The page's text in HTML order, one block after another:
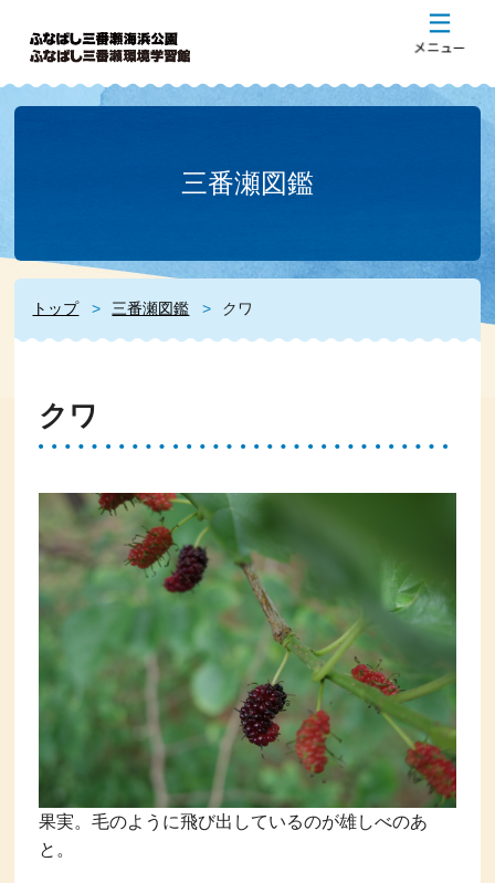
三番瀬図鑑
トップ 三番瀬図鑑 クワ
クワ
果実。毛のように飛び出しているのが雄しべのあ
と。